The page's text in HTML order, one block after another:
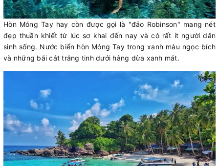
Hòn Móng Tay hay còn được gọi là "đảo Robinson" mang nét
đẹp thuần khiết từ lúc sơ khai đến nay và có rất ít người dân
sinh sống. Nước biển hòn Móng Tay trong xanh màu ngọc bích
và những bãi cát trắng tinh dưới hàng dừa xanh mát.